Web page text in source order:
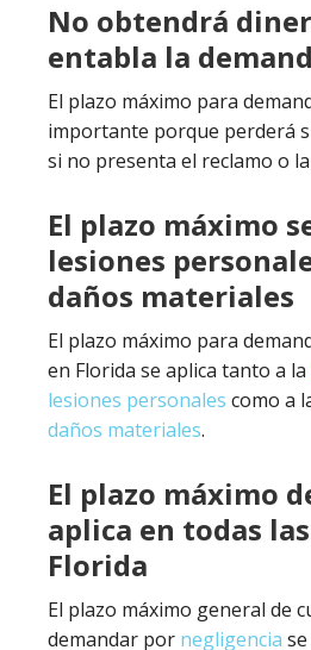
No obtendrá
entabla la
El plazo máximo para
importante porque perderá
si no presenta el reclamo o
El plazo máximo
lesiones
daños materiales
El plazo máximo para
en Florida se aplica tanto a la
lesiones personales como a
daños materiales.
El plazo máximo
aplica en todas
Florida
El plazo máximo general de
demandar por negligencia